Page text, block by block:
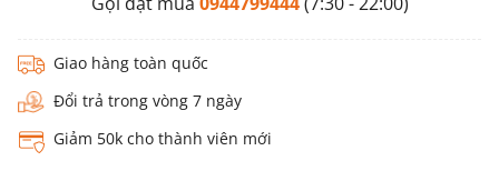
Giao hàng toàn quốc
Đổi trả trong vòng 7 ngày
Giảm 50k cho thành viên mới